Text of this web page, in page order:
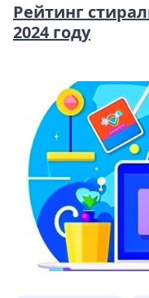
Рейтинг
2024 году